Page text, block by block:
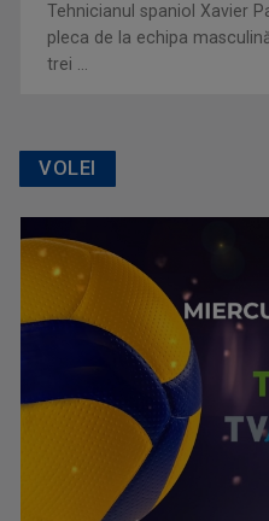
Tehnicianul spaniol Xavier
pleca de la echipa
trei ...
VOLEI